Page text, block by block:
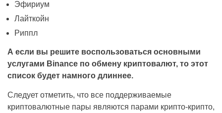
Эфириум
Лайткойн
Риппл
А если вы решите воспользоваться основными
услугами Binance по обмену криптовалют, то этот
список будет намного длиннее.
Следует отметить, что все поддерживаемые
криптовалютные пары являются парами крипто-крипто,